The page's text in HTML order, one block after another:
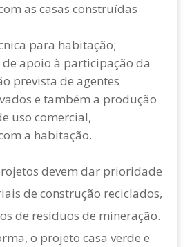
as casas construídas
para habitação;
apoio à participação da
prevista de agentes
e também a produção
uso comercial,
a habitação.
devem dar prioridade
de construção reciclados,
de resíduos de mineração.
o projeto casa verde e